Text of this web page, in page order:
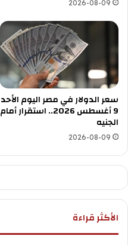
2026-08-09
سعر الدولار في مصر اليوم الأحد
9 أغسطس 2026.. استقرار أمام
الجنيه
2026-08-09
الأكثر قراءة